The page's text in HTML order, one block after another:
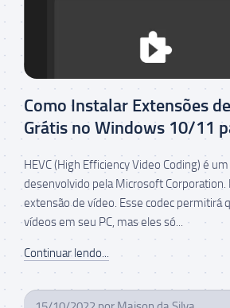
Como Instalar Extensões
Grátis no Windows 10/11
HEVC (High Efficiency Video Coding) é
desenvolvido pela Microsoft Corporation.
extensão de vídeo. Esse codec permitirá
vídeos em seu PC, mas eles só...
Continuar lendo...